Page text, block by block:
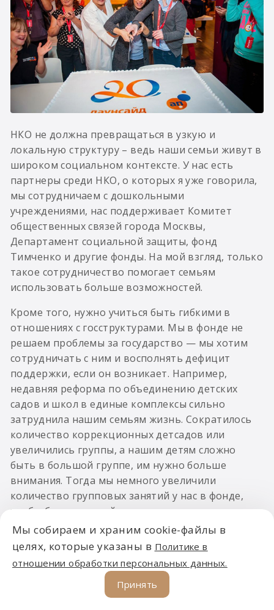
НКО не должна превращаться в узкую и
локальную структуру – ведь наши семьи живут в
широком социальном контексте. У нас есть
партнеры среди НКО, о которых я уже говорила,
мы сотрудничаем с дошкольными
учреждениями, нас поддерживает Комитет
общественных связей города Москвы,
Департамент социальной защиты, фонд
Тимченко и другие фонды. На мой взгляд, только
такое сотрудничество помогает семьям
использовать больше возможностей.
Кроме того, нужно учиться быть гибкими в
отношениях с госструктурами. Мы в фонде не
решаем проблемы за государство — мы хотим
сотрудничать с ним и восполнять дефицит
поддержки, если он возникает. Например,
недавняя реформа по объединению детских
садов и школ в единые комплексы сильно
затруднила нашим семьям жизнь. Сократилось
количество коррекционных детсадов или
увеличились группы, а нашим детям сложно
быть в большой группе, им нужно больше
внимания. Тогда мы немного увеличили
количество групповых занятий у нас в фонде,
чтобы больше детей могли приходить к нам на
занятия. В этом сильная сторона фонда — гибко
реагировать на настоящий момент, развивать
программы поддержки, ориентируясь на
запросы семей, и давать им уверенность в
Мы собираем и храним cookie-файлы в
целях, которые указаны в Политике в
отношении обработки персональных данных.
Принять